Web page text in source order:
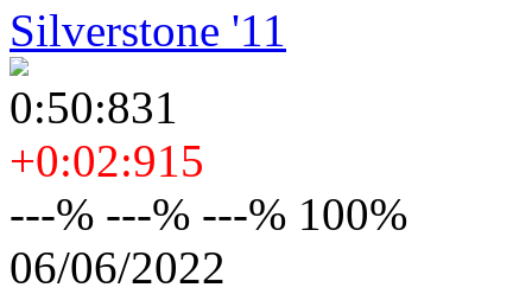
Silverstone '11
0:50:831
+0:02:915
---% ---% ---% 100%
06/06/2022